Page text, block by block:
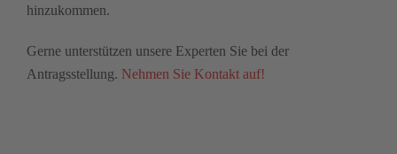
hinzukommen.
Gerne unterstützen unsere Experten Sie bei der
Antragsstellung. Nehmen Sie Kontakt auf!